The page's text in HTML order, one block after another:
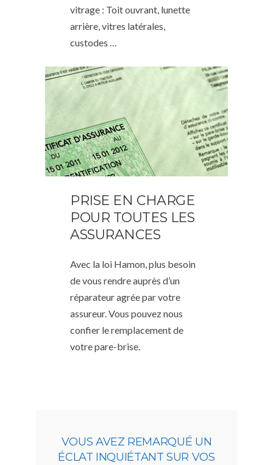
vitrage : Toit ouvrant, lunette
arrière, vitres latérales,
custodes …
PRISE EN CHARGE
POUR TOUTES LES
ASSURANCES
Avec la loi Hamon, plus besoin
de vous rendre auprès d’un
réparateur agrée par votre
assureur. Vous pouvez nous
confier le remplacement de
votre pare-brise.
VOUS AVEZ REMARQUÉ UN
ÉCLAT INQUIÉTANT SUR VOS